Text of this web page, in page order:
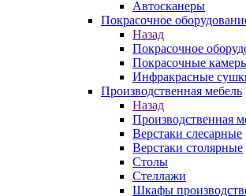
Автосканеры
Покрасочное
Назад
Покрасочное
Покрасочные
Инфракрасные
Производственная мебель
Назад
Производственная
Верстаки слесарные
Верстаки столярные
Столы
Стеллажи
Шкафы